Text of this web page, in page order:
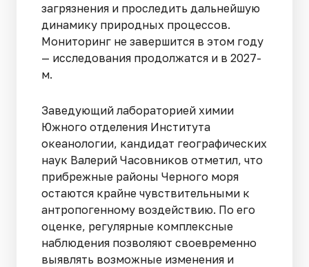
загрязнения и проследить дальнейшую
динамику природных процессов.
Мониторинг не завершится в этом году
— исследования продолжатся и в 2027-
м.
Заведующий лабораторией химии
Южного отделения Института
океанологии, кандидат географических
наук Валерий Часовников отметил, что
прибрежные районы Черного моря
остаются крайне чувствительными к
антропогенному воздействию. По его
оценке, регулярные комплексные
наблюдения позволяют своевременно
выявлять возможные изменения и